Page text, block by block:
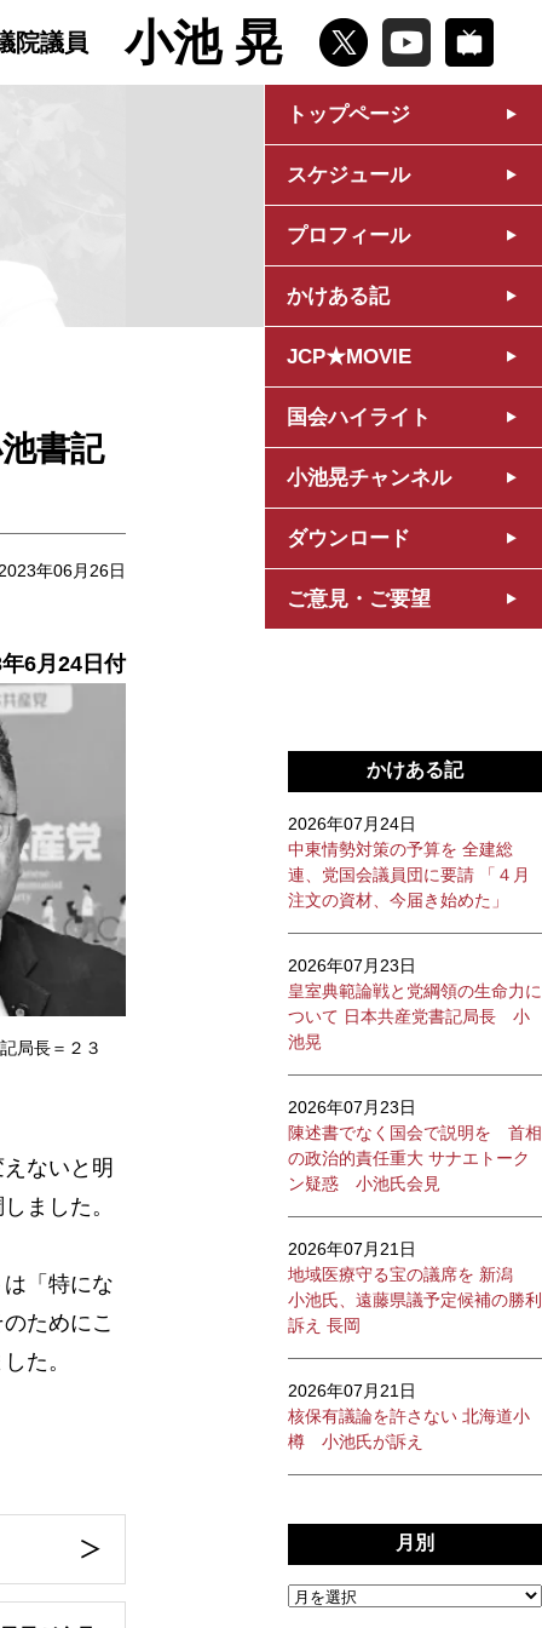
院議員 小池 晃
トップページ
スケジュール
プロフィール
かけある記
JCP★MOVIE
国会ハイライト
小池晃チャンネル
ダウンロード
ご意見・ご要望
書記
2023年06月26日
6月24日付
局長＝２３
ないと明
ました。
「特にな
ためにこ
た。
かけある記
2026年07月24日
中東情勢対策の予算を 全建総
連、党国会議員団に要請 「４月
注文の資材、今届き始めた」
2026年07月23日
皇室典範論戦と党綱領の生命力に
ついて 日本共産党書記局長 小
池晃
2026年07月23日
陳述書でなく国会で説明を 首相
の政治的責任重大 サナエトーク
ン疑惑 小池氏会見
2026年07月21日
地域医療守る宝の議席を 新潟
小池氏、遠藤県議予定候補の勝利
訴え 長岡
2026年07月21日
核保有議論を許さない 北海道小
樽 小池氏が訴え
月別